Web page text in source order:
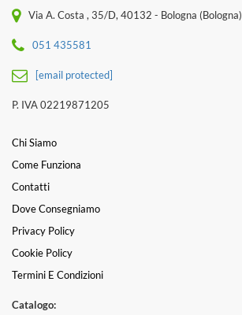
Via A. Costa , 35/D, 40132 - Bologna (Bologna)
051 435581
[email protected]
P. IVA 02219871205
Chi Siamo
Come Funziona
Contatti
Dove Consegniamo
Privacy Policy
Cookie Policy
Termini E Condizioni
Catalogo: